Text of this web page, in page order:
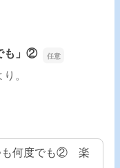
も」②
。
も何度でも② 楽